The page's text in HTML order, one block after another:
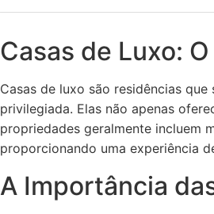
Casas de Luxo:
Casas de luxo são residências
privilegiada. Elas não apenas
propriedades geralmente incluem
proporcionando uma experiência
A Importância